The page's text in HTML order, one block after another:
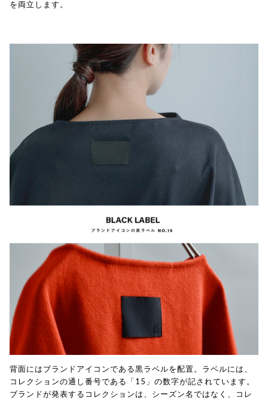
を両立します。
背面にはブランドアイコンである黒ラベルを配置。ラベルには、
コレクションの通し番号である「15」の数字が記されています。
ブランドが発表するコレクションは、シーズン名ではなく、コレ